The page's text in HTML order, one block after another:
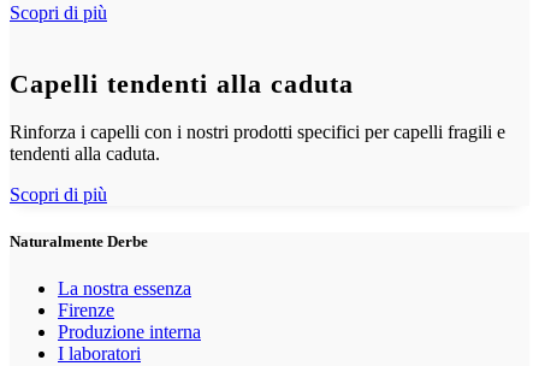
Scopri di più
Capelli tendenti alla caduta
Rinforza i capelli con i nostri prodotti specifici per capelli fragili e
tendenti alla caduta.
Scopri di più
Naturalmente Derbe
La nostra essenza
Firenze
Produzione interna
I laboratori